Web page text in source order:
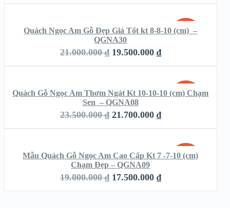
SALE!
QUICK LOOK
Quách Ngọc Am Gỗ Đẹp Giá Tốt kt 8-8-10 (cm) –
QGNA30
21.000.000₫ 19.500.000 ₫
SALE!
QUICK LOOK
Quách Gỗ Ngọc Am Thơm Ngát Kt 10-10-10 (cm) Chạm
Sen – QGNA08
23.500.000₫ 21.700.000 ₫
SALE!
QUICK LOOK
Mẫu Quách Gỗ Ngọc Am Cao Cấp Kt 7 -7-10 (cm)
Chạm Đẹp – QGNA09
19.000.000₫ 17.500.000 ₫